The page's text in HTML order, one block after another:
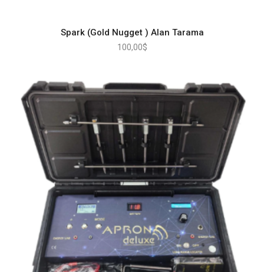
Spark (Gold Nugget ) Alan Tarama
100,00$